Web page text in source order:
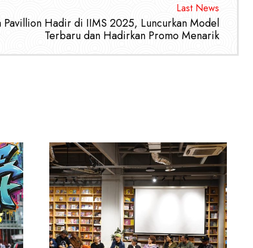
Last News
Hadir di IIMS 2025, Luncurkan Model
Terbaru dan Hadirkan Promo Menarik